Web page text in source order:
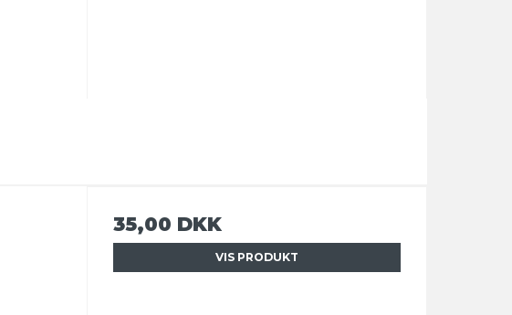
35,00 DKK
VIS PRODUKT